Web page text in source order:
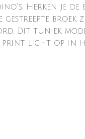
Herken je de
gestreepte
Dit tuniek
print licht op in